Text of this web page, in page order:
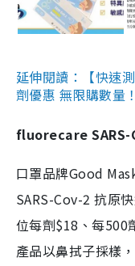
延伸閱讀：【快速
劑優惠 無限購數量
fluorecare SARS-
口罩品牌Good
SARS-Cov-2 抗原
位每劑$18、每500
產品以鼻拭子採樣